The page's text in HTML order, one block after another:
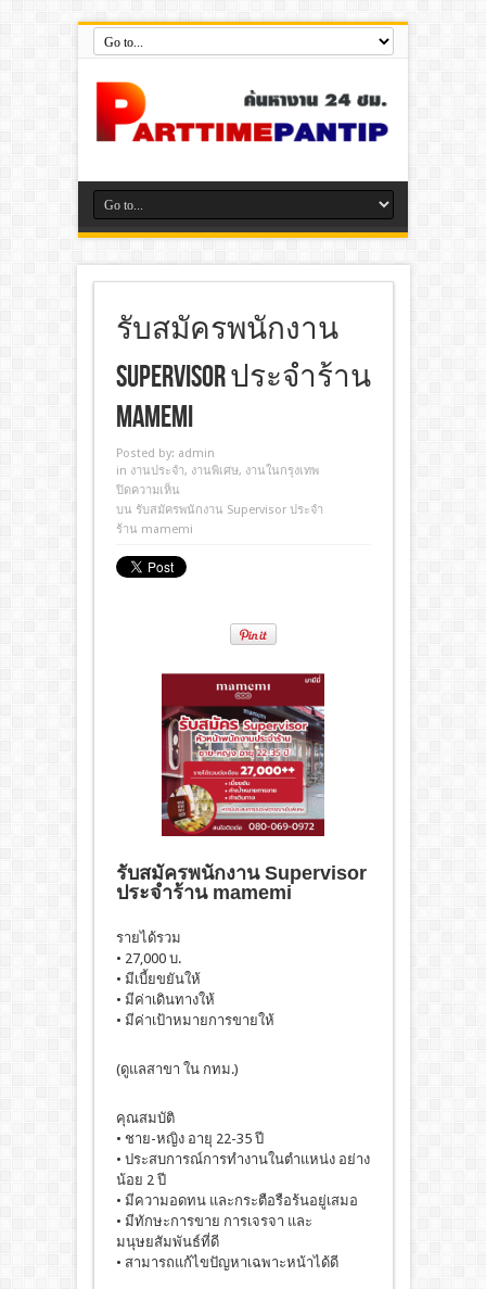
รับสมัครพนักงาน
Supervisor ประจำร้าน
mamemi
Posted by: admin
in งานประจํา, งานพิเศษ, งานในกรุงเทพ
ปิดความเห็น
บน รับสมัครพนักงาน Supervisor ประจำ
ร้าน mamemi
รับสมัครพนักงาน Supervisor
ประจำร้าน mamemi
รายได้รวม
• 27,000 บ.
• มีเบี้ยขยันให้
• มีค่าเดินทางให้
• มีค่าเป้าหมายการขายให้
(ดูแลสาขา ใน กทม.)
คุณสมบัติ
• ชาย-หญิง อายุ 22-35 ปี
• ประสบการณ์การทำงานในตำแหน่ง อย่าง
น้อย 2 ปี
• มีความอดทน และกระตือรือร้นอยู่เสมอ
• มีทักษะการขาย การเจรจา และ
มนุษยสัมพันธ์ที่ดี
• สามารถแก้ไขปัญหาเฉพาะหน้าได้ดี